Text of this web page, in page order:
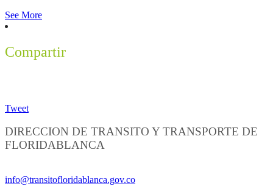
See More
Compartir
Tweet
DIRECCION DE TRANSITO Y TRANSPORTE DE
FLORIDABLANCA
info@transitofloridablanca.gov.co